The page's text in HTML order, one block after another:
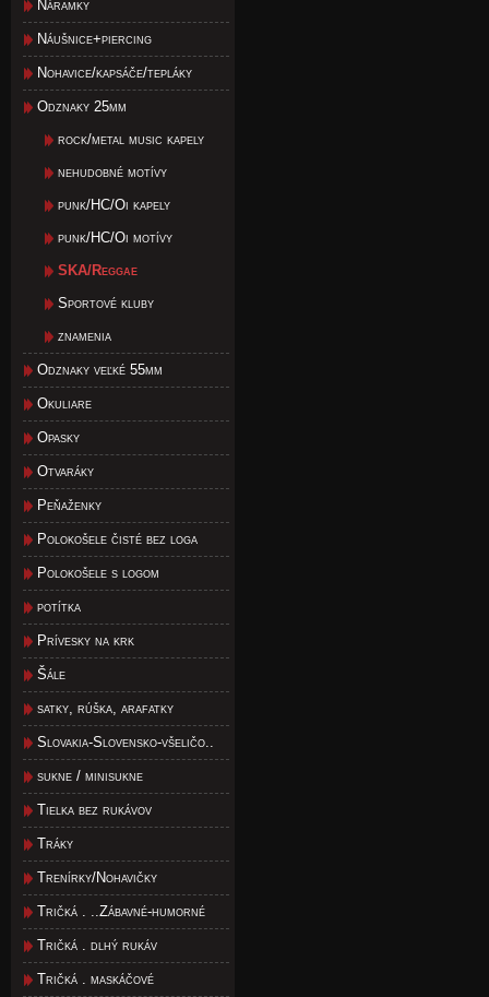
Náramky
Náušnice+piercing
Nohavice/kapsáče/tepláky
Odznaky 25mm
rock/metal music kapely
nehudobné motívy
punk/HC/Oi kapely
punk/HC/Oi motívy
SKA/Reggae
Sportové kluby
znamenia
Odznaky veľké 55mm
Okuliare
Opasky
Otvaráky
Peňaženky
Polokošele čisté bez loga
Polokošele s logom
potítka
Prívesky na krk
Šále
satky, rúška, arafatky
Slovakia-Slovensko-všeličo..
sukne / minisukne
Tielka bez rukávov
Tráky
Trenírky/Nohavičky
Tričká . ..Zábavné-humorné
Tričká . dlhý rukáv
Tričká . maskáčové